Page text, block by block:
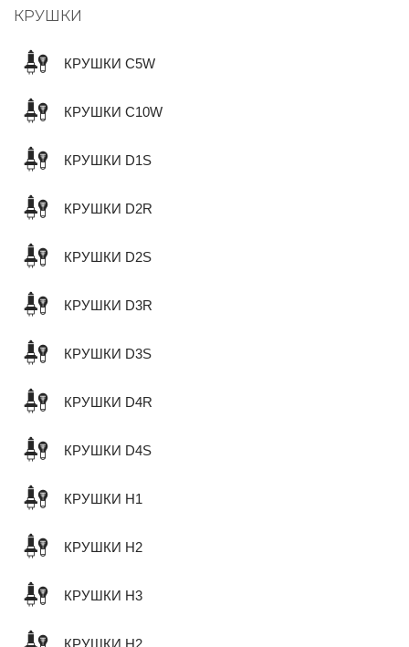
КРУШКИ
КРУШКИ C5W
КРУШКИ C10W
КРУШКИ D1S
КРУШКИ D2R
КРУШКИ D2S
КРУШКИ D3R
КРУШКИ D3S
КРУШКИ D4R
КРУШКИ D4S
КРУШКИ H1
КРУШКИ H2
КРУШКИ H3